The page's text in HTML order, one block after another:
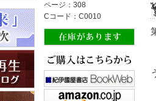
ページ：308
Cコード：C0010